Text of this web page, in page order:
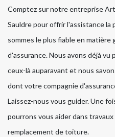
Comptez sur notre entreprise
Sauldre pour offrir l'assistance la
sommes le plus fiable en matière
d'assurance. Nous avons déjà vu
ceux-là auparavant et nous
dont votre compagnie
Laissez-nous vous guider. Une
pourrons vous aider dans
remplacement de toiture.